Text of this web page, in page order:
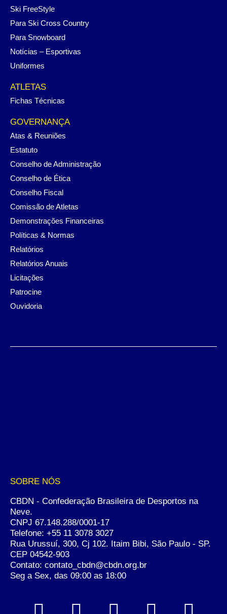
Ski FreeStyle
Para Ski Cross Country
Para Snowboard
Notícias – Esportivas
Uniformes
ATLETAS
Fichas Técnicas
GOVERNANÇA
Atas & Reuniões
Estatuto
Conselho de Administração
Conselho de Ética
Conselho Fiscal
Comissão de Atletas
Demonstrações Financeiras
Políticas & Normas
Relatórios
Relatórios Anuais
Licitações
Patrocine
Ouvidoria
SOBRE NÓS
CBDN - Confederação Brasileira de Desportos na
Neve.
CNPJ 67.148.288/0001-17
Telefone: +55 11 3078 3027
Rua Urussuí, 300, Cj 102. Itaim Bibi, São Paulo - SP.
CEP 04542-903
Contato: contato_cbdn@cbdn.org.br
Seg a Sex, das 09:00 as 18:00